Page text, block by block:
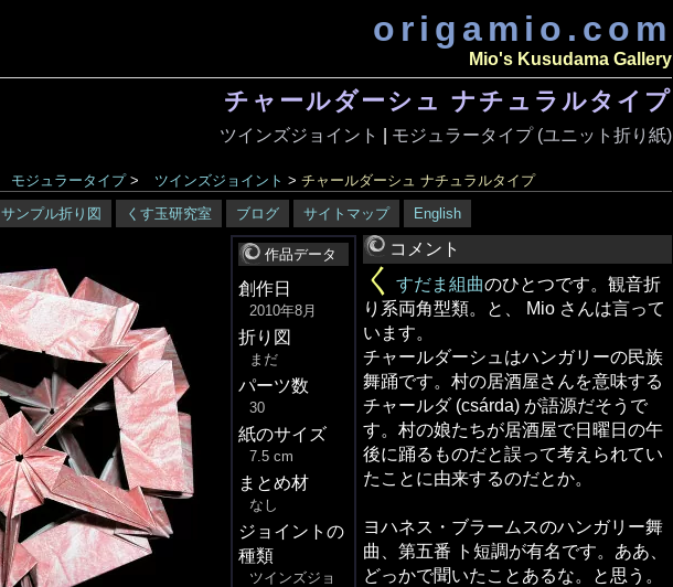
origamio.com
Mio's Kusudama Gallery
チャールダーシュ ナチュラルタイプ
ツインズジョイント モジュラータイプ (ユニット折り紙)
モジュラータイプ> ツインズジョイント > チャールダーシュ ナチュラルタイプ
サンプル折り図 くす玉研究室 ブログ サイトマップ English
作品データ
創作日
2010年8月
折り図
まだ
パーツ数
30
紙のサイズ
7.5 cm
まとめ材
なし
ジョイントの
種類
ツインズジョ
コメント
く すだま組曲のひとつです。観音折
り系両角型類。と、 Mio さんは言って
います。
チャールダーシュはハンガリーの民族
舞踊です。村の居酒屋さんを意味する
チャールダ (csárda) が語源だそうで
す。村の娘たちが居酒屋で日曜日の午
後に踊るものだと誤って考えられてい
たことに由来するのだとか。
ヨハネス・ブラームスのハンガリー舞
曲、第五番 ト短調が有名です。ああ、
どっかで聞いたことあるな。と思う。